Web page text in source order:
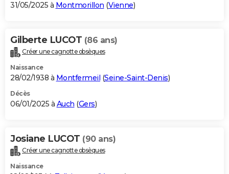
31/05/2025 à Montmorillon (Vienne)
Gilberte LUCOT (86 ans)
Créer une cagnotte obsèques
Naissance
28/02/1938 à Montfermeil (Seine-Saint-Denis)
Décès
06/01/2025 à Auch (Gers)
Josiane LUCOT (90 ans)
Créer une cagnotte obsèques
Naissance